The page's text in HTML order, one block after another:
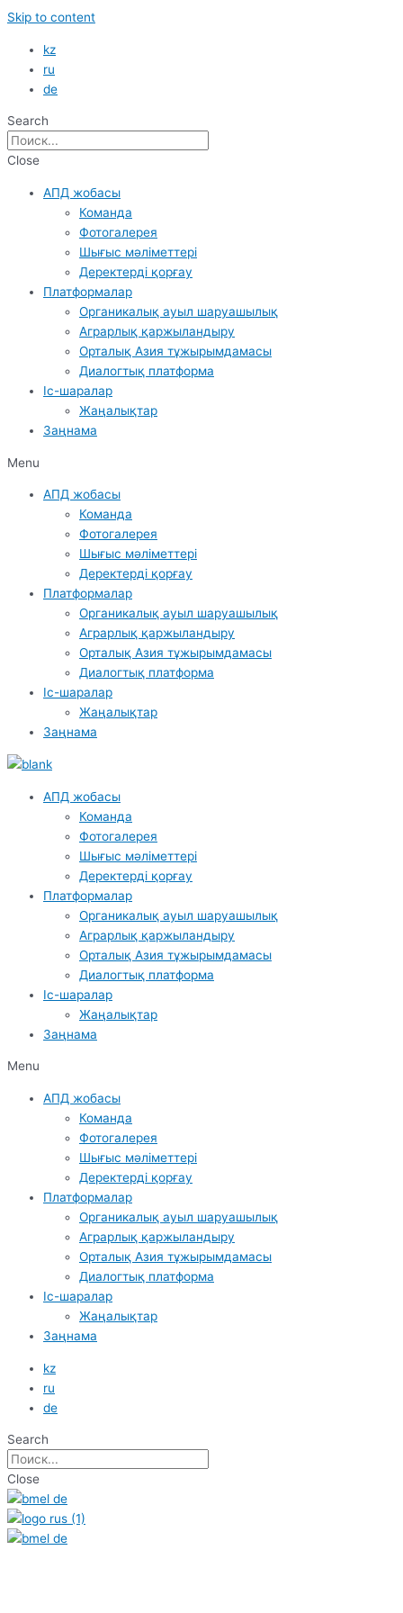
Skip to content
kz
ru
de
Search
Close
АПД жобасы
Команда
Фотогалерея
Шығыс мәліметтері
Деректерді қорғау
Платформалар
Органикалық ауыл шаруашылық
Аграрлық қаржыландыру
Орталық Азия тұжырымдамасы
Диалогтық платформа
Іс-шаралар
Жаңалықтар
Заңнама
Menu
АПД жобасы
Команда
Фотогалерея
Шығыс мәліметтері
Деректерді қорғау
Платформалар
Органикалық ауыл шаруашылық
Аграрлық қаржыландыру
Орталық Азия тұжырымдамасы
Диалогтық платформа
Іс-шаралар
Жаңалықтар
Заңнама
АПД жобасы
Команда
Фотогалерея
Шығыс мәліметтері
Деректерді қорғау
Платформалар
Органикалық ауыл шаруашылық
Аграрлық қаржыландыру
Орталық Азия тұжырымдамасы
Диалогтық платформа
Іс-шаралар
Жаңалықтар
Заңнама
Menu
АПД жобасы
Команда
Фотогалерея
Шығыс мәліметтері
Деректерді қорғау
Платформалар
Органикалық ауыл шаруашылық
Аграрлық қаржыландыру
Орталық Азия тұжырымдамасы
Диалогтық платформа
Іс-шаралар
Жаңалықтар
Заңнама
kz
ru
de
Search
Close